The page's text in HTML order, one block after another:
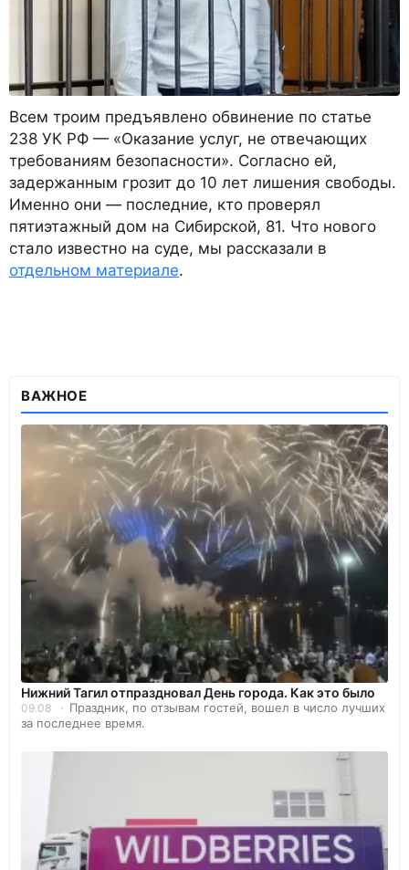
Всем троим предъявлено обвинение по статье
238 УК РФ — «Оказание услуг, не отвечающих
требованиям безопасности». Согласно ей,
задержанным грозит до 10 лет лишения свободы.
Именно они — последние, кто проверял
пятиэтажный дом на Сибирской, 81. Что нового
стало известно на суде, мы рассказали в
отдельном материале.
ВАЖНОЕ
Нижний Тагил отпраздновал День города. Как это было
09.08
Праздник, по отзывам гостей, вошел в число лучших
за последнее время.